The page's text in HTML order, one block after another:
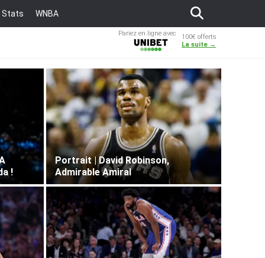
Stats WNBA
Pariez en ligne avec
100€ offerts
La suite →
!
Portrait | David Robinson,
Admirable Amiral